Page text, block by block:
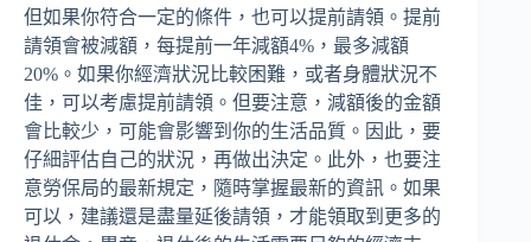
但如果你符合一定的條件，也可以提前請領。提前
請領會被減額，每提前一年減額4%，最多減額
20%。如果你經濟狀況比較困難，或者身體狀況不
佳，可以考慮提前請領。但要注意，減額後的金額
會比較少，可能會影響到你的生活品質。因此，要
仔細評估自己的狀況，再做出決定。此外，也要注
意勞保局的最新規定，隨時掌握最新的資訊。如果
可以，建議還是盡量延後請領，才能領取到更多的